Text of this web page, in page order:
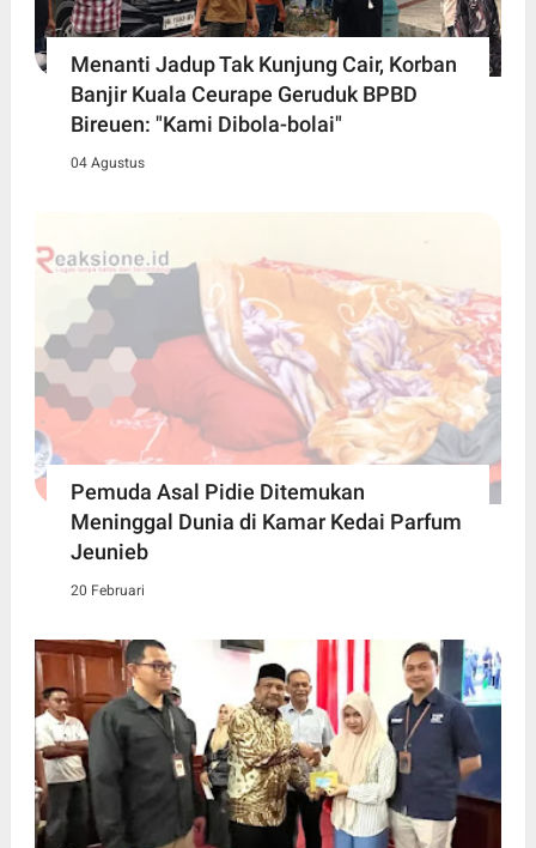
Menanti Jadup Tak Kunjung Cair, Korban
Banjir Kuala Ceurape Geruduk BPBD
Bireuen: "Kami Dibola-bolai"
04 Agustus
Pemuda Asal Pidie Ditemukan
Meninggal Dunia di Kamar Kedai Parfum
Jeunieb
20 Februari